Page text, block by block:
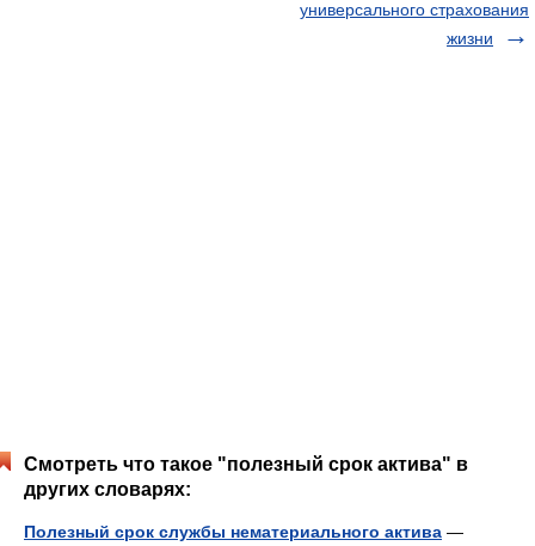
универсального страхования
жизни
Смотреть что такое "полезный срок актива" в
других словарях:
Полезный срок службы нематериального актива —